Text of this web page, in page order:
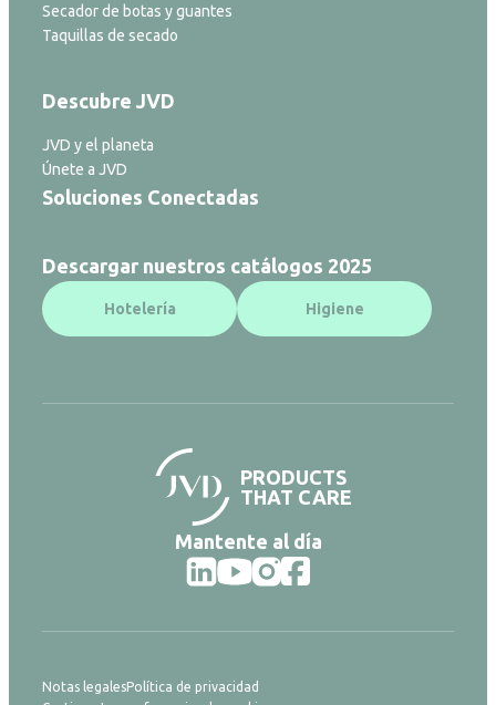
Secador de botas y guantes
Taquillas de secado
Descubre JVD
JVD y el planeta
Únete a JVD
Soluciones Conectadas
Descargar nuestros catálogos 2025
Hotelería Higiene
PRODUCTS
THAT CARE
Mantente al día
Notas legalesPolítica de privacidad